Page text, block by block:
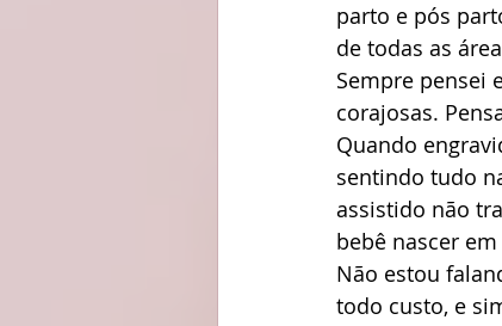
parto e pós
de todas as
Sempre pensei
corajosas.
Quando
sentindo tudo
assistido não
bebê nascer
Não estou
todo custo, e